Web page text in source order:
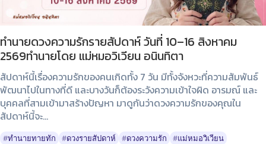
ทำนายดวงความรักรายสัปดาห์ วันที่ 10–16 สิงหาคม
2569ทำนายโดย แม่หมอวิเวียน อนินทิตา
สัปดาห์นี้เรื่องความรักของคนเกิดทั้ง 7 วัน มีทั้งจังหวะที่ความสัมพันธ์
พัฒนาไปในทางที่ดี และบางวันก็ต้องระวังความเข้าใจผิด อารมณ์ และ
บุคคลที่สามเข้ามาสร้างปัญหา มาดูกันว่าดวงความรักของคุณใน
สัปดาห์นี้จะ...
#ทำนายทายทัก #ดวงรายสัปดาห์ #ดวงความรัก #แม่หมอวิเวียน